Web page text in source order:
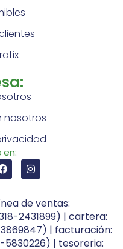
nosotros
en:
de ventas:
2431899) | cartera:
| facturación:
5830226) | tesoreria: